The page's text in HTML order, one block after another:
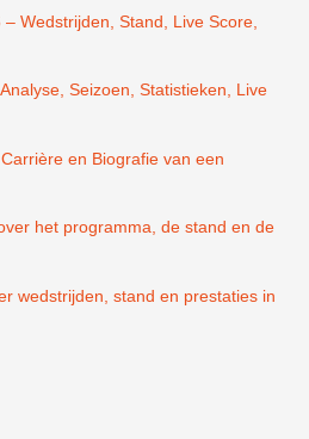
Wedstrijden, Stand, Live Score,
Seizoen, Statistieken, Live
en Biografie van een
het programma, de stand en de
wedstrijden, stand en prestaties in